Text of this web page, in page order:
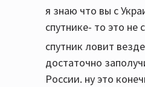
я знаю что вы с
спутнике- то это не
спутник ловит
достаточно
России. ну это